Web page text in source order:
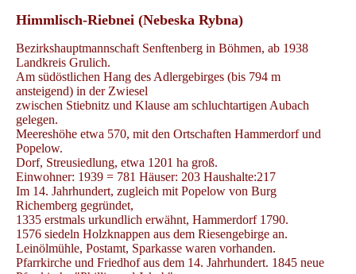
Himmlisch-Riebnei (Nebeska Rybna)
Bezirkshauptmannschaft Senftenberg in Böhmen, ab 1938
Landkreis Grulich.
Am südöstlichen Hang des Adlergebirges (bis 794 m
ansteigend) in der Zwiesel
zwischen Stiebnitz und Klause am schluchtartigen Aubach
gelegen.
Meereshöhe etwa 570, mit den Ortschaften Hammerdorf und
Popelow.
Dorf, Streusiedlung, etwa 1201 ha groß.
Einwohner: 1939 = 781 Häuser: 203 Haushalte:217
Im 14. Jahrhundert, zugleich mit Popelow von Burg
Richemberg gegründet,
1335 erstmals urkundlich erwähnt, Hammerdorf 1790.
1576 siedeln Holzknappen aus dem Riesengebirge an.
Leinölmühle, Postamt, Sparkasse waren vorhanden.
Pfarrkirche und Friedhof aus dem 14. Jahrhundert. 1845 neue